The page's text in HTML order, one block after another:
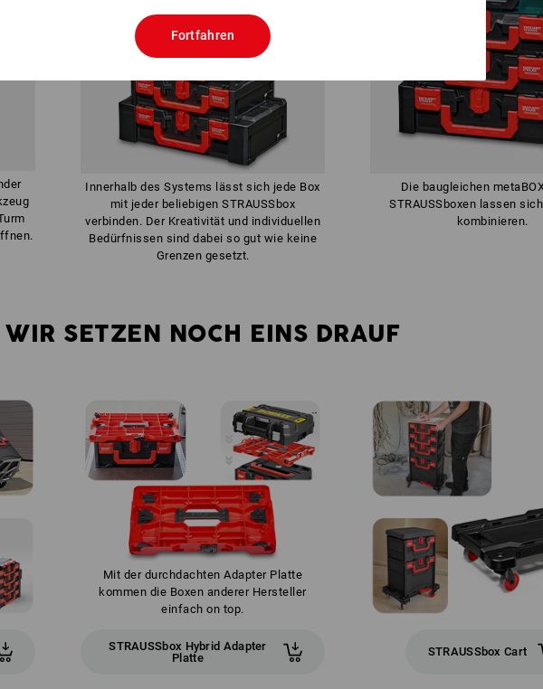
Innerhalb des Systems lässt sich jede Box
mit jeder beliebigen STRAUSSbox
verbinden. Der Kreativität und individuellen
Bedürfnissen sind dabei so gut wie keine
Grenzen gesetzt.
Die baugleichen
STRAUSSboxen lassen
kombinieren.
WIR SETZEN NOCH EINS DRAUF
Mit der durchdachten Adapter Platte
kommen die Boxen anderer Hersteller
einfach on top.
STRAUSSbox Hybrid Adapter
Platte
STRAUSSbox Cart
Fortfahren